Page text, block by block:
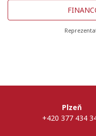
Plzeň
+420 377 434